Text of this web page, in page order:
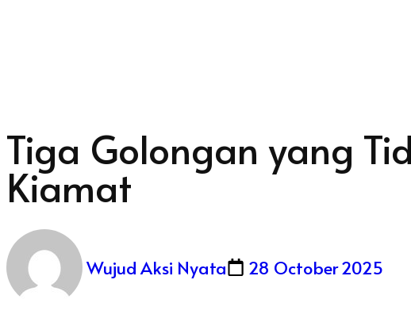
Tiga Golongan yang
Kiamat
Wujud Aksi Nyata 28 October 2025